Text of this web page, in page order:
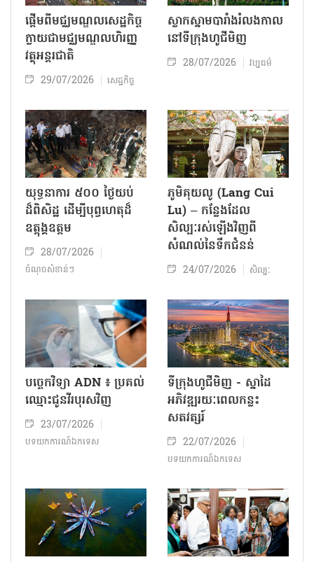
ផ្តើមពីមជ្ឈមណ្ឌលសេដ្ឋកិច្ច
ក្លាយជាមជ្ឈមណ្ឌលហិរញ្ញ
វត្ថុអន្តរជាតិ
29/07/2026 សេដ្ឋកិច្ច
ស្លាកស្នាមបារាំងរំលងកាល
នៅទីក្រុង​ហូជីមិញ​
28/07/2026 វប្បធម៌
យុទ្ធនាការ ៥០០ ថ្ងៃយប់
ដ៏ពិសិដ្ឋ ដើម្បីបុព្វហេតុដ៏
ឧត្តុង្គឧត្តម
28/07/2026
ចំណុចសំខាន់ៗ
ភូមិគុយលូ (Lang Cui
Lu) – កន្លែងដែល
សិល្បៈរស់ឡើងវិញពី
សំណល់នៃទឹកជំនន់
24/07/2026 សិល្បៈ
បច្ចេកវិទ្យា ADN ៖ ប្រគល់
ឈ្មោះជូនវីរបុរសវិញ
23/07/2026
បទយកការណ៍ឯកទេស
ទីក្រុងហូជីមិញ - ស្នាដៃ
អភិវឌ្ឍរយៈពេលកន្លះ
សតវត្សរ៍
22/07/2026
បទយកការណ៍ឯកទេស